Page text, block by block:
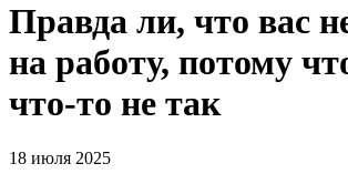
Правда ли, что вас
на работу, потому
что-то не так
18 июля 2025